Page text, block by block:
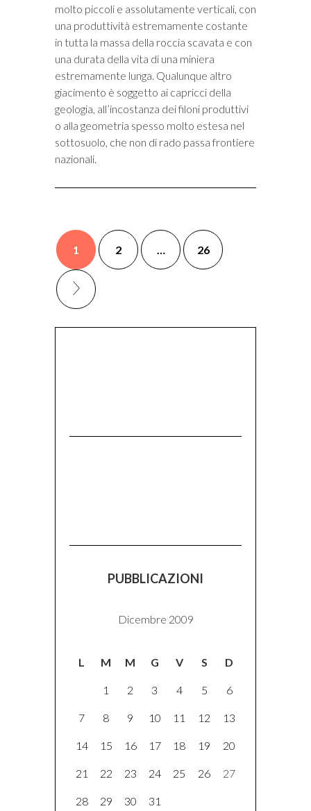
molto piccoli e assolutamente verticali, con
una produttività estremamente costante
in tutta la massa della roccia scavata e con
una durata della vita di una miniera
estremamente lunga. Qualunque altro
giacimento è soggetto ai capricci della
geologia, all’incostanza dei filoni produttivi
o alla geometria spesso molto estesa nel
sottosuolo, che non di rado passa frontiere
nazionali.
1 2 … 26
PUBBLICAZIONI
Dicembre 2009
L M M G V S D
1 2 3 4 5 6
7 8 9 10 11 12 13
14 15 16 17 18 19 20
21 22 23 24 25 26 27
28 29 30 31